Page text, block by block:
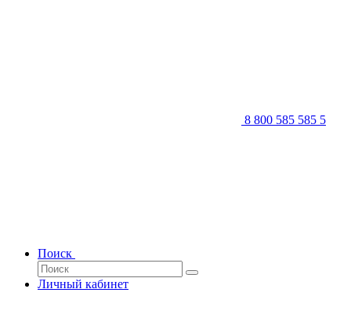
8 800 585 585 5
Поиск
Личный кабинет